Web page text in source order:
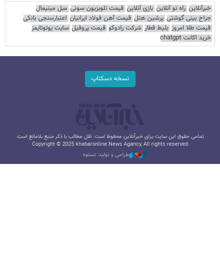
خبرآنلاین راه نو آنلاین بازی آنلاین قیمت تلویزیون سونی مبل مینیمال
جراح بینی گوشتی پرشین هتل قیمت آهن فولاد ایرانیان اعتبارسنجی بانکی
قیمت طلا امروز بلیط قطار شرکت رادوکو قیمت پروفیل سایت یوتوتایمز
خرید اکانت chatgpt
نسخه دسکتاپ
تمامی حقوق این سایت برای خبرآنلاین محفوظ است. نقل مطالب با ذکر منبع بلامانع است.
Copyright © 2025 khabaronline News Agancy, All rights reserved
طراحی و تولید: نستوه